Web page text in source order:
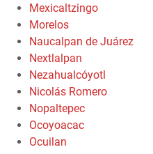
Mexicaltzingo
Morelos
Naucalpan de Juárez
Nextlalpan
Nezahualcóyotl
Nicolás Romero
Nopaltepec
Ocoyoacac
Ocuilan